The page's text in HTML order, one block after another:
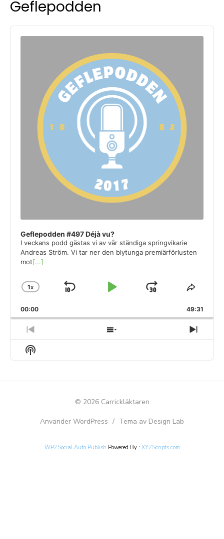
Geflepodden
Audio
Player
Geflepodden #497 Déjà vu?
I veckans podd gästas vi av vår ständiga springvikarie
Andreas Ström. Vi tar ner den blytunga premiärförlusten
mot[...]
CHANGE
RATE
1X
SKIP
PLAY JUMP
FORWARD
SHARE
00:00 49:31
PREVIOUS
EPISODE
SHOW
EPISODES
NEXT
Show
Podcast
© 2026 Carrickläktaren
Använder WordPress / Tema av Design Lab
WP2Social Auto Publish Powered By : XYZScripts.com